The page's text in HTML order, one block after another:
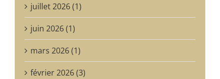
juillet 2026 (1)
juin 2026 (1)
mars 2026 (1)
février 2026 (3)